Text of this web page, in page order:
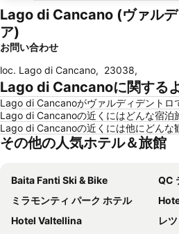
Lago di Cancano (ヴァルデ
ア)
お問い合わせ
loc. Lago di Cancano, 23038,
Lago di Cancanoに関する
Lago di Cancanoがヴァルディデントロ
Lago di Cancanoの近くにはどんな宿泊
Lago di Cancanoの近くには他にどんな
その他の人気ホテル＆旅館
Baita Fanti Ski & Bike
QC テ
ミラモンティ パーク ホテル
Hotel Valtellina
レ